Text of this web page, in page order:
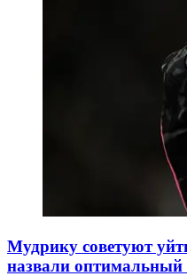
Мудрику советуют
назвали оптимальный